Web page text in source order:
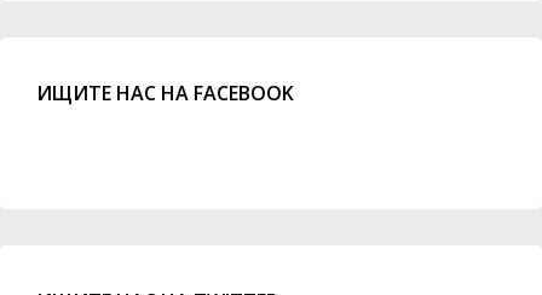
ИЩИТЕ НАС НА FACEBOOK